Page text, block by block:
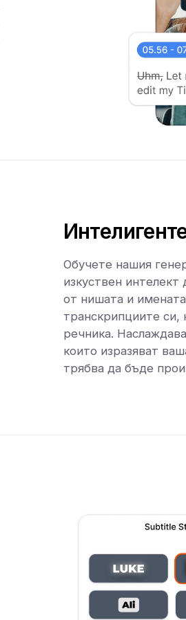
Обучете нашия
изкуствен
от нишата и
транскрипциите си,
речника.
които изразяват
трябва да бъде